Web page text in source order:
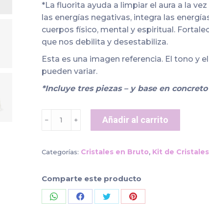
*La fluorita ayuda a limpiar el aura a la
las energías negativas, integra las
cuerpos físico, mental y espiritual.
que nos debilita y desestabiliza.
Esta es una imagen referencia. El tono y
pueden variar.
*Incluye tres piezas – y base en
purificación
﹣ ﹢ Añadir al carrito
Categorías: Cristales en Bruto, Kit de Cristales
Comparte este producto
Share Share Share Share